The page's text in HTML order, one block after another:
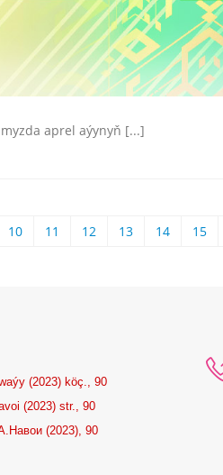
aprel aýynyň [...]
10 11 12 13 14 15
(2023) köç., 90
(2023) str., 90
(2023), 90